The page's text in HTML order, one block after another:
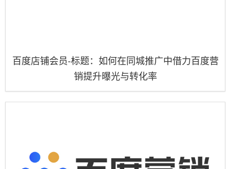
百度店铺会员-标题：如何在同城推广中借力百度营
销提升曝光与转化率